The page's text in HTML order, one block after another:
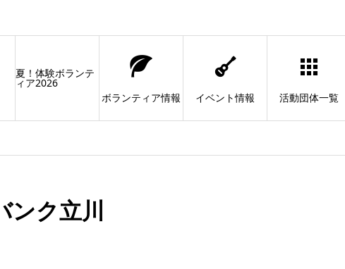
夏！体験ボランテ
ィア2026
ボランティア情報
イベント情報 活動団体一覧
ンク立川